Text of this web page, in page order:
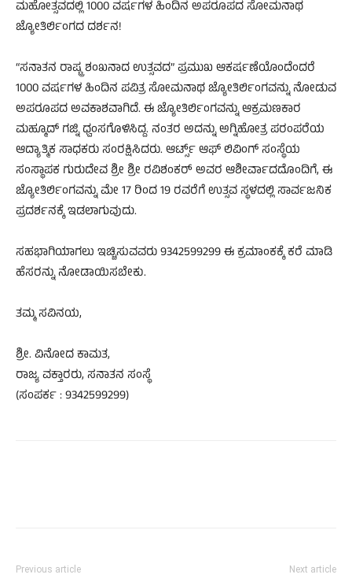
ಮಹೋತ್ಸವದಲ್ಲಿ 1000 ವರ್ಷಗಳ ಹಿಂದಿನ ಅಪರೂಪದ ಸೋಮನಾಥ
ಜ್ಯೋತಿರ್ಲಿಂಗದ ದರ್ಶನ!
“ಸನಾತನ ರಾಷ್ಟ್ರ ಶಂಖನಾದ ಉತ್ಸವದ” ಪ್ರಮುಖ ಆಕರ್ಷಣೆಯೊಂದೆಂದರೆ
1000 ವರ್ಷಗಳ ಹಿಂದಿನ ಪವಿತ್ರ ಸೋಮನಾಥ ಜ್ಯೋತಿರ್ಲಿಂಗವನ್ನು ನೋಡುವ
ಅಪರೂಪದ ಅವಕಾಶವಾಗಿದೆ. ಈ ಜ್ಯೋತಿರ್ಲಿಂಗವನ್ನು ಆಕ್ರಮಣಕಾರ
ಮಹ್ಮೂದ್ ಗಜ್ನಿ ಧ್ವಂಸಗೊಳಿಸಿದ್ದ. ನಂತರ ಅದನ್ನು ಅಗ್ನಿಹೋತ್ರ ಪರಂಪರೆಯ
ಆದ್ಯಾತ್ಮಿಕ ಸಾಧಕರು ಸಂರಕ್ಷಿಸಿದರು. ಆರ್ಟ್ಸ್ ಆಫ್ ಲಿವಿಂಗ್ ಸಂಸ್ಥೆಯ
ಸಂಸ್ಥಾಪಕ ಗುರುದೇವ ಶ್ರೀ ಶ್ರೀ ರವಿಶಂಕರ್ ಅವರ ಆಶೀರ್ವಾದದೊಂದಿಗೆ, ಈ
ಜ್ಯೋತಿರ್ಲಿಂಗವನ್ನು ಮೇ 17 ರಿಂದ 19 ರವರೆಗೆ ಉತ್ಸವ ಸ್ಥಳದಲ್ಲಿ ಸಾರ್ವಜನಿಕ
ಪ್ರದರ್ಶನಕ್ಕೆ ಇಡಲಾಗುವುದು.
ಸಹಭಾಗಿಯಾಗಲು ಇಚ್ಚಿಸುವವರು 9342599299 ಈ ಕ್ರಮಾಂಕಕ್ಕೆ ಕರೆ ಮಾಡಿ
ಹೆಸರನ್ನು ನೋಡಾಯಿಸಬೇಕು.
ತಮ್ಮ ಸವಿನಯ,
ಶ್ರೀ. ವಿನೋದ ಕಾಮತ,
ರಾಜ್ಯ ವಕ್ತಾರರು, ಸನಾತನ ಸಂಸ್ಥೆ
(ಸಂಪರ್ಕ : 9342599299)
Previous article Next article